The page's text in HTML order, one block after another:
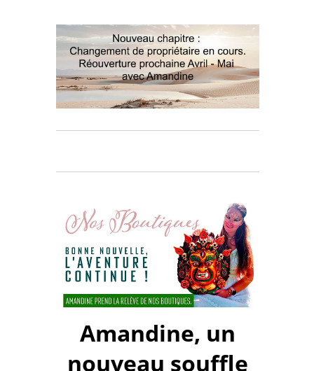
Amandine, un
nouveau souffle